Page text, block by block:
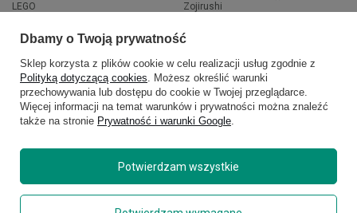
LEGO
National Geographic
Zojirushi
VANS
Copyright © 2026 delcaso.pl. Wszelkie prawa zastrzeżone.
Dbamy o Twoją prywatność
Sklep korzysta z plików cookie w celu realizacji usług zgodnie z
Polityką dotyczącą cookies. Możesz określić warunki
przechowywania lub dostępu do cookie w Twojej przeglądarce.
Więcej informacji na temat warunków i prywatności można znaleźć
także na stronie Prywatność i warunki Google.
Potwierdzam wszystkie